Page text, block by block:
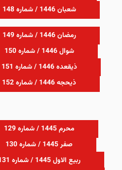
شعبان 1446 / شماره 148
رمضان 1446 / شماره 149
شوال 1446 / شماره 150
ذیقعده 1446 / شماره 151
ذیحجه 1446 / شماره 152
محرم 1445 / شماره 129
صفر 1445 / شماره 130
ربیع الاول 1445 / شماره 131